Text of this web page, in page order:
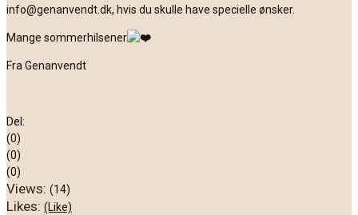
info@genanvendt.dk, hvis du skulle have specielle ønsker.
Mange sommerhilsener
Fra Genanvendt
Del:
(0)
(0)
(0)
Views: (14)
Likes: (Like)